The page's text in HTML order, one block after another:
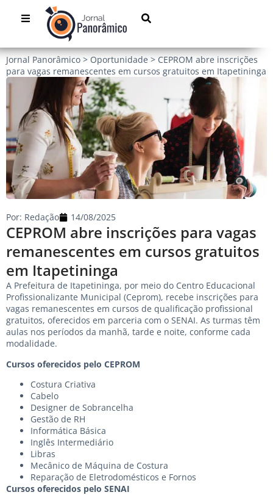
Jornal Panorâmico > Oportunidade > CEPROM abre inscrições
para vagas remanescentes em cursos gratuitos em Itapetininga
CEPROM abre inscrições para vagas
remanescentes em cursos gratuitos
em Itapetininga
Por: Redação 14/08/2025
A Prefeitura de Itapetininga, por meio do Centro Educacional
Profissionalizante Municipal (Ceprom), recebe inscrições para
vagas remanescentes em cursos de qualificação profissional
gratuitos, oferecidos em parceria com o SENAI. As turmas têm
aulas nos períodos da manhã, tarde e noite, conforme cada
modalidade.
Cursos oferecidos pelo CEPROM
Costura Criativa
Cabelo
Designer de Sobrancelha
Gestão de RH
Informática Básica
Inglês Intermediário
Libras
Mecânico de Máquina de Costura
Reparação de Eletrodomésticos e Fornos
Cursos oferecidos pelo SENAI